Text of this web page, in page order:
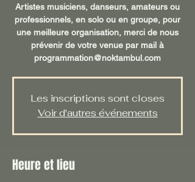
Artistes musiciens, danseurs, amateurs ou
professionnels, en solo ou en groupe, pour
une meilleure organisation, merci de nous
prévenir de votre venue par mail à
Les inscriptions sont closes
Voir d'autres événements
Heure et lieu